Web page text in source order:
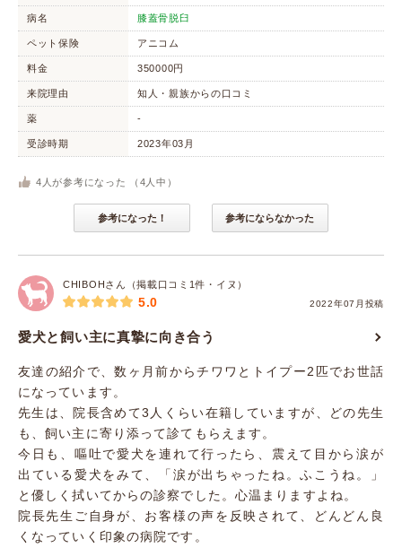
病名 膝蓋骨脱臼
ペット保険 アニコム
料金 350000円
来院理由 知人・親族からの口コミ
薬 -
受診時期 2023年03月
4 人が参考になった （ 4 人中）
参考になった！ 参考にならなかった
CHIBOHさん（掲載口コミ1件・イヌ）
2022年07月投稿
5.0
愛犬と飼い主に真摯に向き合う
友達の紹介で、数ヶ月前からチワワとトイプー2匹でお世話
になっています。
先生は、院長含めて3人くらい在籍していますが、どの先生
も、飼い主に寄り添って診てもらえます。
今日も、嘔吐で愛犬を連れて行ったら、震えて目から涙が
出ている愛犬をみて、「涙が出ちゃったね。ふこうね。」
と優しく拭いてからの診察でした。心温まりますよね。
院長先生ご自身が、お客様の声を反映されて、どんどん良
くなっていく印象の病院です。